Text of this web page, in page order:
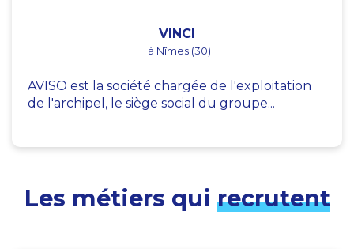
VINCI
à Nîmes (30)
AVISO est la société chargée de l'exploitation
de l'archipel, le siège social du groupe...
Les métiers qui recrutent